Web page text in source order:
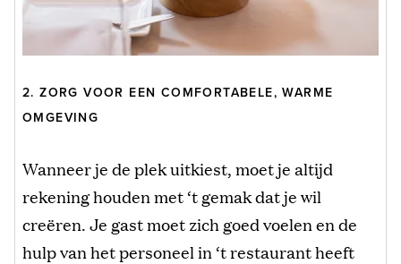
2. ZORG VOOR EEN COMFORTABELE, WARME
OMGEVING
Wanneer je de plek uitkiest, moet je altijd
rekening houden met ‘t gemak dat je wil
creëren. Je gast moet zich goed voelen en de
hulp van het personeel in ‘t restaurant heeft